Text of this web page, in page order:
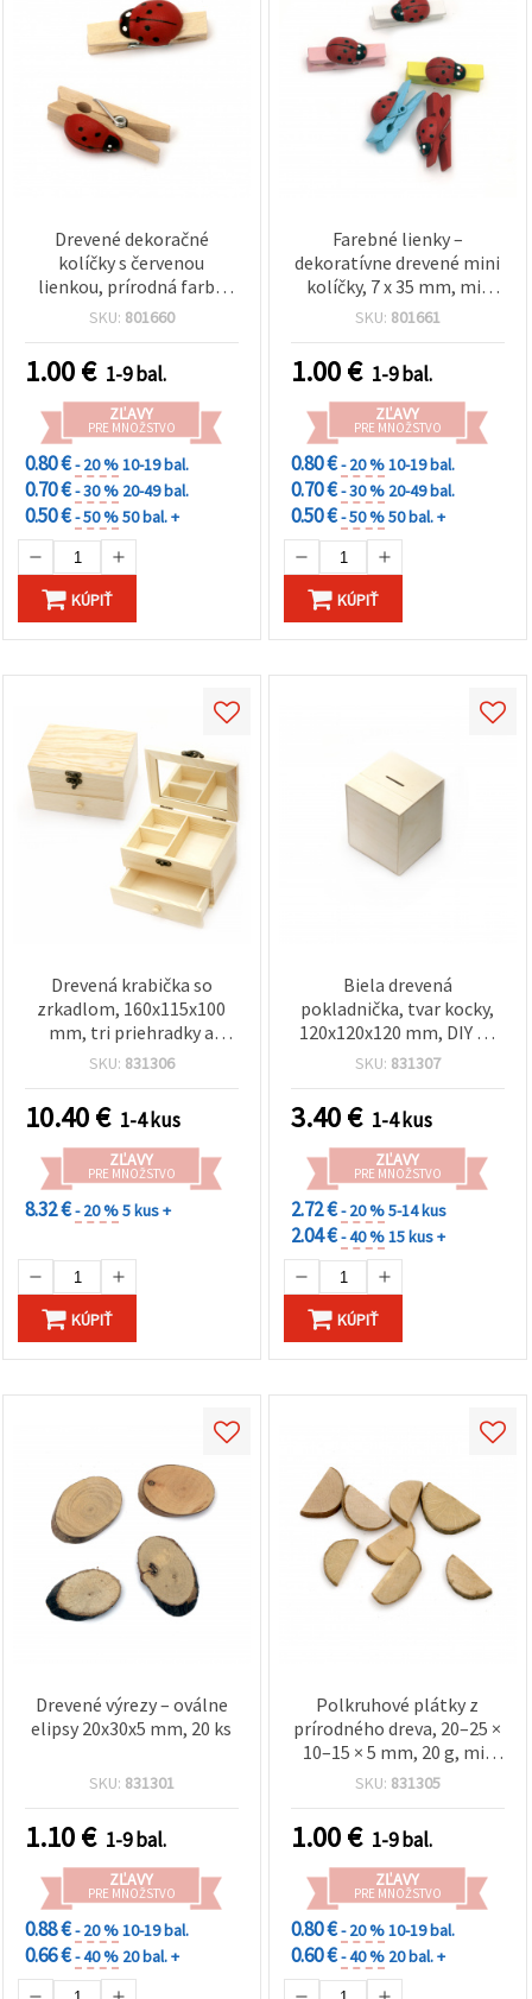
Drevené dekoračné
kolíčky s červenou
lienkou, prírodná farba
dreva, 7x35 mm - balenie
SKU: 801660
1.00€ 1-9 bal.
ZĽAVY
PRE MNOŽSTVO
0.80 €- 20 %10-19 bal.
0.70 €- 30 % 20-49 bal.
0.50 €- 50 %50 bal. +
KÚPIŤ
Farebné lienky –
dekoratívne drevené mini
kolíčky, 7 x 35 mm, mix
farieb, balenie 10 ks – na
scrapbooking a párty
dekorácie
SKU: 801661
1.00€ 1-9 bal.
ZĽAVY
PRE MNOŽSTVO
0.80 €- 20 %10-19 bal.
0.70 €- 30 % 20-49 bal.
0.50 €- 50 %50 bal. +
KÚPIŤ
Drevená krabička so
zrkadlom, 160x115x100
mm, tri priehradky a
zásuvka – na dekorovanie,
SKU: 831306
10.40€ 1-4 kus
ZĽAVY
PRE MNOŽSTVO
8.32 €- 20 %5 kus +
KÚPIŤ
Biela drevená
pokladnička, tvar kocky,
120x120x120 mm, DIY na
dekorovanie
SKU: 831307
3.40€ 1-4 kus
ZĽAVY
PRE MNOŽSTVO
2.72 €- 20 %5-14 kus
2.04 €- 40 %15 kus +
KÚPIŤ
Drevené výrezy – oválne
elipsy 20x30x5 mm, 20 ks
SKU: 831301
1.10€ 1-9 bal.
ZĽAVY
PRE MNOŽSTVO
0.88 €- 20 %10-19 bal.
0.66 €- 40 % 20 bal. +
Polkruhové plátky z
prírodného dreva, 20–25 ×
10–15 × 5 mm, 20 g, mix
veľkostí
SKU: 831305
1.00€ 1-9 bal.
ZĽAVY
PRE MNOŽSTVO
0.80 €- 20 %10-19 bal.
0.60 €- 40 % 20 bal. +